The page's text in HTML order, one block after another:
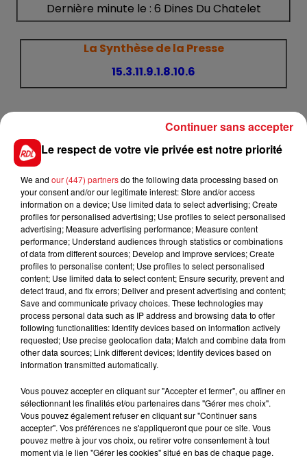
Dernière minute le : 6 Dines Du Chatelet
La Synthèse de la Presse
15.3.11.9.1.8.10.6
Résultat de la veille
IL FALLAIT JOUER LE : 5.14.11.12.13
Résultats et Rapports sur :www.pmu.fr
Comment Pariez : Tiercé,Quarté +,Quinté+
FIL D'ACTUS
15 juillet 2026
Le respect de votre vie privée est notre priorité
We and our (447) partnersdo the following data processing based on
your consent and/or our legitimate interest: Store and/or access
information on a device; Use limited data to select advertising; Create
profiles for personalised advertising; Use profiles to select personalised
advertising; Measure advertising performance; Measure content
performance; Understand audiences through statistics or combinations
of data from different sources; Develop and improve services; Create
profiles to personalise content; Use profiles to select personalised
content; Use limited data to select content; Ensure security, prevent and
detect fraud, and fix errors; Deliver and present advertising and content;
Save and communicate privacy choices. These technologies may
process personal data such as IP address and browsing data to offer
following functionalities: Identify devices based on information actively
requested; Use precise geolocation data; Match and combine data from
other data sources; Link different devices; Identify devices based on
information transmitted automatically.
Vous pouvez accepter en cliquant sur "Accepter et fermer", ou affiner en
sélectionnant les finalités et/ou partenaires dans "Gérer mes choix".
Vous pouvez également refuser en cliquant sur "Continuer sans
accepter". Vos préférences ne s'appliqueront que pour ce site. Vous
pouvez mettre à jour vos choix, ou retirer votre consentement à tout
moment via le lien "Gérer les cookies" situé en bas de chaque page.
Continuer sans accepter